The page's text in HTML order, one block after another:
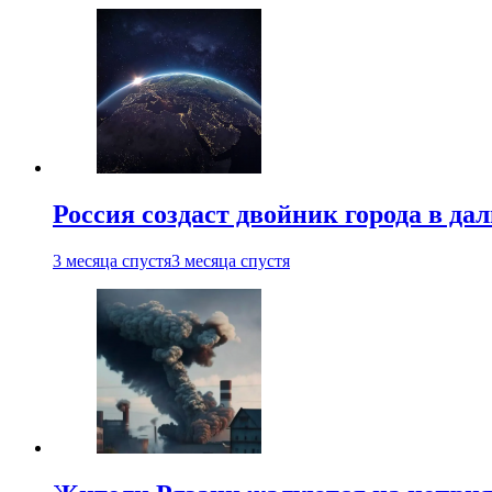
Россия создаст двойник города в
3 месяца спустя3 месяца спустя